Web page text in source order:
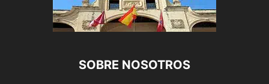
SOBRE NOSOTROS